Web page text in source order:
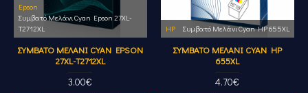
Epson
Συμβατό Μελάνι Cyan Epson 27XL-
T2712XL
ΣΥΜΒΑΤΌ ΜΕΛΆΝΙ CYAN EPSON
27XL-T2712XL
3.00€
HP Συμβατό Μελάνι Cyan HP 655XL
ΣΥΜΒΑΤΌ ΜΕΛΆΝΙ CYAN HP
655XL
4.70€